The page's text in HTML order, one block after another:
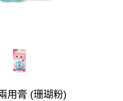
用膏 (珊瑚粉)